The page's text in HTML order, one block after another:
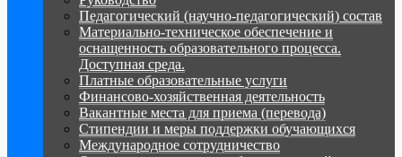
Педагогический (научно-педагогический) состав
Материально-техническое обеспечение и
оснащенность образовательного процесса.
Доступная среда.
Платные образовательные услуги
Финансово-хозяйственная деятельность
Вакантные места для приема (перевода)
Стипендии и меры поддержки обучающихся
Международное сотрудничество